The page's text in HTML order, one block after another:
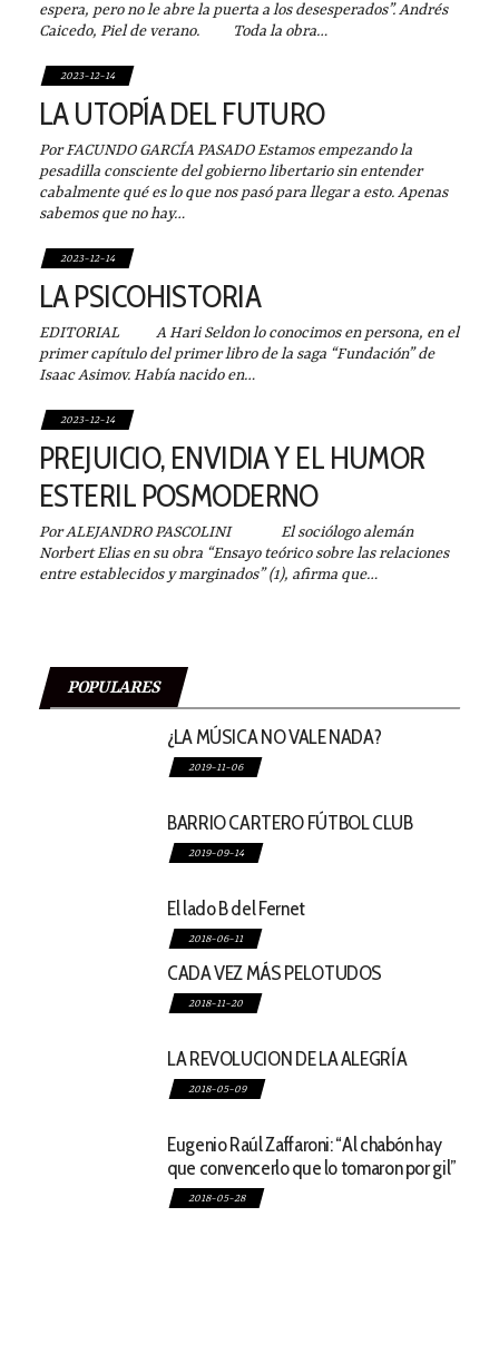
espera, pero no le abre la puerta a los desesperados”. Andrés
Caicedo, Piel de verano. Toda la obra…
2023-12-14
LA UTOPÍA DEL FUTURO
Por FACUNDO GARCÍA PASADO Estamos empezando la
pesadilla consciente del gobierno libertario sin entender
cabalmente qué es lo que nos pasó para llegar a esto. Apenas
sabemos que no hay…
2023-12-14
LA PSICOHISTORIA
EDITORIAL A Hari Seldon lo conocimos en persona, en el
primer capítulo del primer libro de la saga “Fundación” de
Isaac Asimov. Había nacido en…
2023-12-14
PREJUICIO, ENVIDIA Y EL HUMOR
ESTERIL POSMODERNO
Por ALEJANDRO PASCOLINI El sociólogo alemán
Norbert Elias en su obra “Ensayo teórico sobre las relaciones
entre establecidos y marginados” (1), afirma que…
POPULARES
¿LA MÚSICA NO VALE NADA?
2019-11-06
BARRIO CARTERO FÚTBOL CLUB
2019-09-14
El lado B del Fernet
2018-06-11
CADA VEZ MÁS PELOTUDOS
2018-11-20
LA REVOLUCION DE LA ALEGRÍA
2018-05-09
Eugenio Raúl Zaffaroni: “Al chabón hay
que convencerlo que lo tomaron por gil”
2018-05-28